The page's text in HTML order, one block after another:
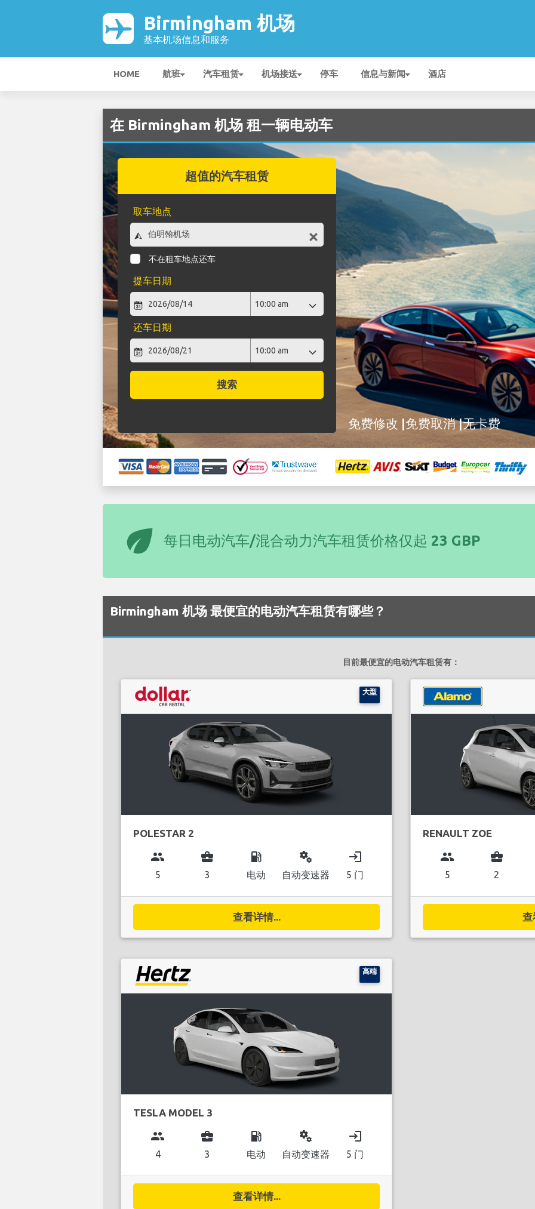
Birmingham 机场
基本机场信息和服务
HOME 航班 汽车租赁 机场接送 停车 信息与新闻 酒店
在 Birmingham 机场 租一辆电动车
超值的汽车租赁
取车地点
不在租车地点还车
提车日期
还车日期
搜索
免费修改 |免费取消 |无卡费
eco 每日电动汽车/混合动力汽车租赁价格仅起 23 GBP
Birmingham 机场 最便宜的电动汽车租赁有哪些？
目前最便宜的电动汽车租赁有：
大型
POLESTAR 2
group
5
business_center
3
local_gas_station
电动
miscellaneous_services
自动变速器
login
5 门
查看详情...
RENAULT ZOE
group
5
business_center
2
查
高端
TESLA MODEL 3
group
4
business_center
3
local_gas_station
电动
miscellaneous_services
自动变速器
login
5 门
查看详情...